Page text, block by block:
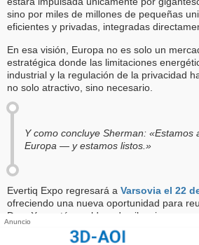
sino por miles de millones de pequeñas
eficientes y privadas, integradas
En esa visión, Europa no es solo un
estratégica donde las limitaciones
industrial y la regulación de la privacidad
no solo atractivo, sino necesario.
Y como concluye Sherman: «Estamos
Europa — y estamos listos.»
Evertiq Expo regresará a Varsovia el 22
ofreciendo una nueva oportunidad para
DeepX— están moldeando silenciosa pero
próximo capítulo de la electrónica y la IA en
Anuncio